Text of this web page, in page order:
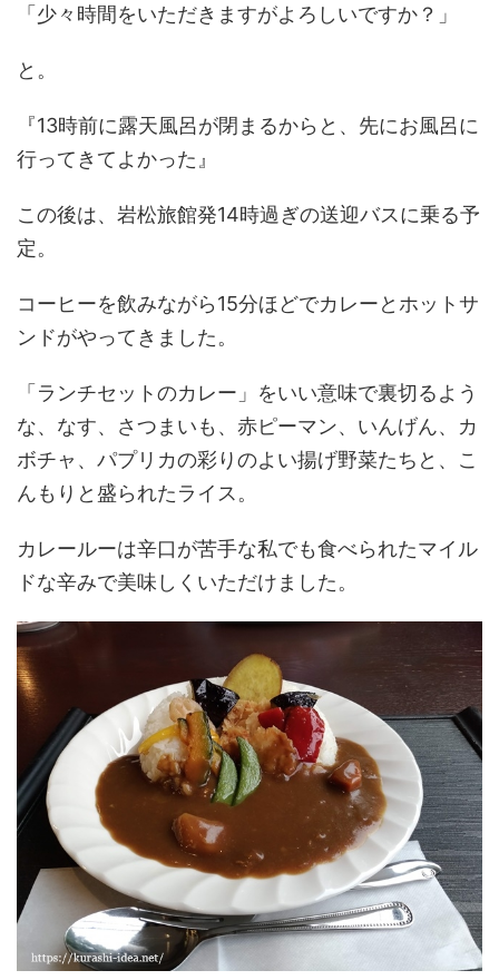
「少々時間をいただきますがよろしいですか？」
と。
『13時前に露天風呂が閉まるからと、先にお風呂に
行ってきてよかった』
この後は、岩松旅館発14時過ぎの送迎バスに乗る予
定。
コーヒーを飲みながら15分ほどでカレーとホットサ
ンドがやってきました。
「ランチセットのカレー」をいい意味で裏切るよう
な、なす、さつまいも、赤ピーマン、いんげん、カ
ボチャ、パプリカの彩りのよい揚げ野菜たちと、こ
んもりと盛られたライス。
カレールーは辛口が苦手な私でも食べられたマイル
ドな辛みで美味しくいただけました。